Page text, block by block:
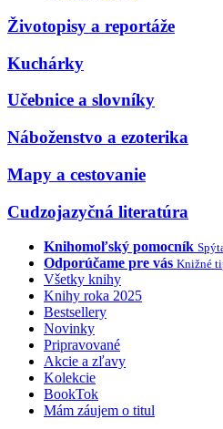
Životopisy a reportáže
Kuchárky
Učebnice a slovníky
Náboženstvo a ezoterika
Mapy a cestovanie
Cudzojazyčná literatúra
Knihomoľský pomocník
Odporúčame pre vás Knižné
Všetky knihy
Knihy roka 2025
Bestsellery
Novinky
Pripravované
Akcie a zľavy
Kolekcie
BookTok
Mám záujem o titul